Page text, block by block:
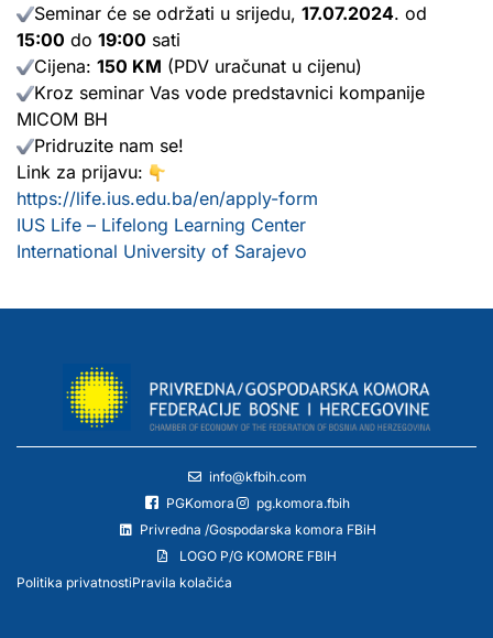
Seminar će se održati u srijedu, 17.07.2024. od
15:00 do 19:00 sati
Cijena: 150 KM (PDV uračunat u cijenu)
Kroz seminar Vas vode predstavnici kompanije
MICOM BH
Pridruzite nam se!
Link za prijavu:
https://life.ius.edu.ba/en/apply-form
IUS Life – Lifelong Learning Center
International University of Sarajevo
info@kfbih.com
PGKomora
pg.komora.fbih
Privredna /Gospodarska komora FBiH
LOGO P/G KOMORE FBIH
Politika privatnostiPravila kolačića